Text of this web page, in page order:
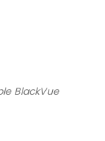
BlackVue